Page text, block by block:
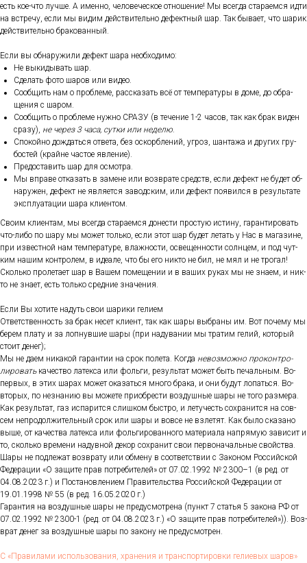
есть кое-что луч­ше. А имен­но, че­лове­чес­кое от­но­шение! Мы всег­да ста­ра­ем­ся ид­ти
на встре­чу, ес­ли мы ви­дим дей­стви­тель­но де­фек­тный шар. Так бы­ва­ет, что ша­рик
дей­стви­тель­но бра­кован­ный.
Ес­ли вы об­на­ружи­ли де­фект ша­ра не­об­хо­димо:
Не вы­киды­вать шар.
Сде­лать фо­то ша­ров или ви­део.
Со­об­щить нам о проб­ле­ме, рас­ска­зать всё от тем­пе­рату­ры в до­ме, до об­ра­
щения с ша­ром.
Со­об­щить о проб­ле­ме нуж­но СРА­ЗУ (в те­чение 1-2 ча­сов, так как брак ви­ден
сра­зу), не че­рез 3 ча­са, сут­ки или не­делю.
Спо­кой­но дож­дать­ся от­ве­та, без ос­кор­бле­ний, уг­роз, шан­та­жа и дру­гих гру­
бос­тей (край­не час­тое яв­ле­ние).
Пре­дос­та­вить шар для ос­мотра.
Мы впра­ве от­ка­зать в за­мене или воз­вра­те средств, ес­ли де­фект не бу­дет об­
на­ружен, де­фект не яв­ля­ет­ся за­вод­ским, или де­фект по­явил­ся в ре­зуль­та­те
экс­плу­ата­ции ша­ра кли­ен­том.
Сво­им кли­ен­там, мы всег­да ста­ра­ем­ся до­нес­ти прос­тую ис­ти­ну, га­ран­ти­ровать
что-ли­бо по ша­ру мы мо­жет толь­ко, ес­ли этот шар бу­дет ле­тать у Нас в ма­гази­не,
при из­вес­тной нам тем­пе­рату­ре, влаж­ности, ос­ве­щен­ности сол­нцем, и под чут­
ким на­шим кон­тро­лем, в иде­але, что бы его ник­то не бил, не мял и не тро­гал!
Сколь­ко про­лета­ет шар в Ва­шем по­меще­нии и в ва­ших ру­ках мы не зна­ем, и ник­
то не зна­ет, есть толь­ко сред­ние зна­чения.
Ес­ли Вы хо­тите на­дуть свои ша­рики ге­ли­ем
От­ветс­твен­ность за брак не­сет кли­ент, так как ша­ры выб­ра­ны им. Вот по­чему мы
бе­рем пла­ту и за лоп­нувшие ша­ры (при на­дува­нии мы тра­тим ге­лий, ко­торый
сто­ит де­нег);
Мы не да­ем ни­какой га­ран­тии на срок по­лета. Ког­да не­воз­можно про­кон­тро­
лиро­ватька­чес­тво ла­тек­са или фоль­ги, ре­зуль­тат мо­жет быть пе­чаль­ным. Во-
пер­вых, в этих ша­рах мо­жет ока­зать­ся мно­го бра­ка, и они бу­дут ло­пать­ся. Во-
вто­рых, по нез­на­нию вы мо­жете при­об­рести воз­душные ша­ры не то­го раз­ме­ра.
Как ре­зуль­тат, газ ис­па­рит­ся слиш­ком быс­тро, и ле­тучесть сох­ра­нит­ся на сов­
сем неп­ро­дол­жи­тель­ный срок или ша­ры и вов­се не взле­тят. Как бы­ло ска­зано
вы­ше, от ка­чес­тва ла­тек­са или фоль­ги­рован­но­го ма­тери­ала нап­ря­мую за­висит и
то, сколь­ко вре­мени на­дув­ной де­кор сох­ра­нит свои пер­во­началь­ные свой­ства.
Ша­ры не под­ле­жат воз­вра­ту или об­ме­ну в со­от­ветс­твии с За­коном Рос­сий­ской
Фе­дера­ции «О за­щите прав пот­ре­бите­лей» от 07.02.1992 № 2300–1 (в ред. от
04.08.2023 г.) и Пос­та­нов­ле­ни­ем Пра­витель­ства Рос­сий­ской Фе­дера­ции от
19.01.1998 № 55 (в ред. 16.05.2020 г.)
Га­ран­тия на воз­душные ша­ры не пре­дус­мотре­на (пункт 7 статья 5 за­кона РФ от
07.02.1992 № 2300-1 (ред. от 04.08.2023 г.) «О за­щите прав пот­ре­бите­лей»)). Воз­
врат де­нег за воз­душные ша­ры по за­кону не пре­дус­мотрен.
С «Пра­вила­ми ис­поль­зо­вания, хра­нения и тран­спор­ти­ров­ки ге­ли­евых ша­ров»